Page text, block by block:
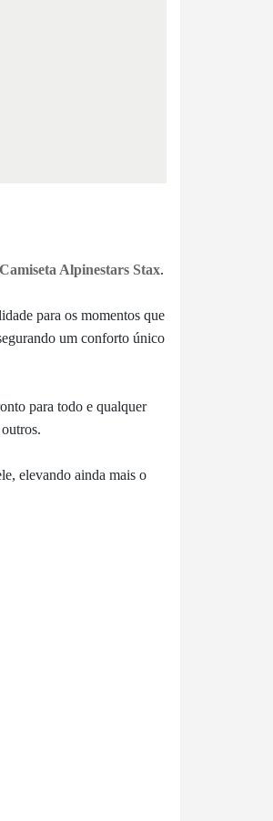
Camiseta Alpinestars Stax.
para os momentos que
um conforto único
para todo e qualquer
elevando ainda mais o